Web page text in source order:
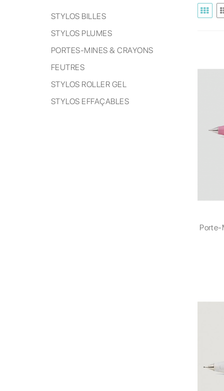
STYLOS BILLES
STYLOS PLUMES
PORTES-MINES & CRAYONS
FEUTRES
STYLOS ROLLER GEL
STYLOS EFFAÇABLES
Porte-